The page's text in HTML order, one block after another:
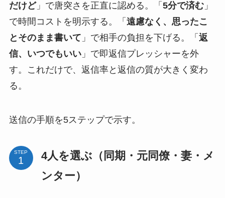
だけど」で唐突さを正直に認める。「 5分で済む」
で時間コストを明示する。「 遠慮なく、思ったこ
とそのまま書いて 」で相手の負担を下げる。「 返
信、いつでもいい」で即返信プレッシャーを外
す。これだけで、返信率と返信の質が大きく変わ
る。
送信の手順を5ステップで示す。
STEP
4人を選ぶ（同期・元同僚・妻・メ
ンター）